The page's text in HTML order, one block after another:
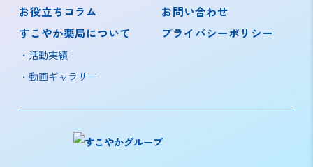
お役立ちコラム
すこやか薬局について
活動実績
動画ギャラリー
お問い合わせ
プライバシーポリシー